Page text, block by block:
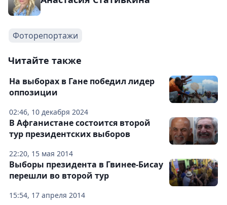
Фоторепортажи
Читайте также
02:46, 10 декабря 2024
На выборах в Гане победил лидер
оппозиции
22:20, 15 мая 2014
В Афганистане состоится второй
тур президентских выборов
15:54, 17 апреля 2014
Выборы президента в Гвинее-Бисау
перешли во второй тур